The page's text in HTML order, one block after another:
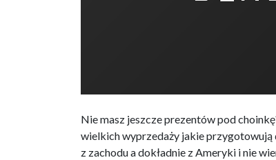
Nie masz jeszcze prezentów pod
wielkich wyprzedaży jakie przygotowują
z zachodu a dokładnie z Ameryki i nie